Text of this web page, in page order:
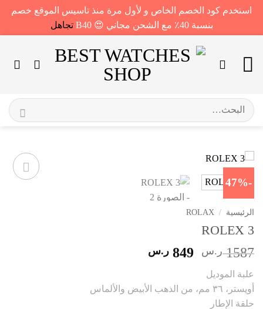
استخدم كود الخصم الخاص و لأول مرة منذ تاسيس الموقع خصم
بنسبة 40٪ مع الشحن مجاني 😍 B40
تجاهل
للمحتوى
البحث
عن:
-47%
الرئيسية /
ROLAX
ROLEX 3
1587 ر.س
السعر
1587 ر.س.
849 ر.س
هو:
849 ر.س.
علبة الموديل
أويستر، ٣٦ مم، من الذهب الأبيض والألماس
حلقة الإطار